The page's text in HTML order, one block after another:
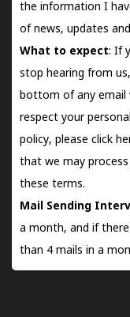
the information I
of news, updates
What to expect: If
stop hearing from
bottom of any email
respect your
policy, please click
that we may
these terms.
Mail Sending
a month, and if
than 4 mails in a